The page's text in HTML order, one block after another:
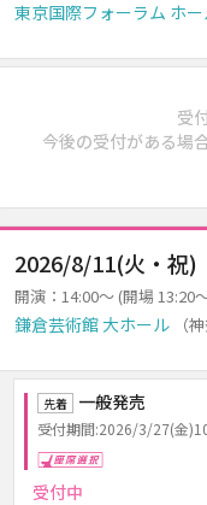
東京国際フォーラム ホー
受
今後の受付がある場
2026/8/11(火・祝)
開演：14:00～ (開場 13:20
鎌倉芸術館 大ホール （
先着 一般発売
受付期間:2026/3/27(金
受付中